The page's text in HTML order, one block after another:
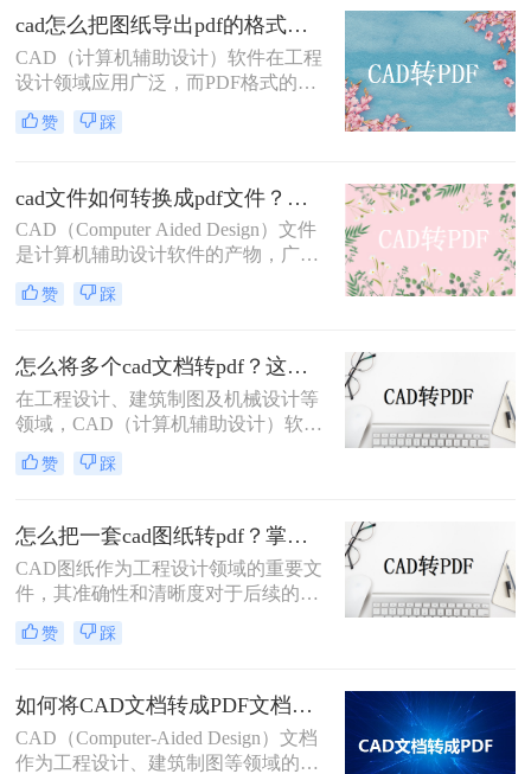
DWG文件转换成PDF格式。那么
DWG如何转换成PDF呢？本文将介绍
三种将DWG转换成PDF的方法。
cad怎么把图纸导出pdf的格式？教你四个方法！
CAD（计算机辅助设计）软件在工程
设计领域应用广泛，而PDF格式的文
件因其跨平台、易阅读的特性，常被
用于文件分享和存档。因此，将CAD
多。那么CAD怎么把图纸导出PDF的
格式呢？本文将介绍四种常用的方
法，帮助您轻松实现CAD图纸到PDF
的转换。
赞 踩
cad文件如何转换成pdf文件？三种快速实用的方法！
CAD（Computer Aided Design）文件
是计算机辅助设计软件的产物，广泛
应用于工程设计、机械制图、建筑设
计等领域。然而，由于CAD文件的特
面临兼容性问题。将CAD文件转换为
PDF格式是一种有效的解决方案，因
为PDF文件具有广泛的兼容性和良好
的排版保持性。那么cad文件如何转换
成pdf文件呢？以下是将CAD文件转
换为PDF文件的几种方法。
赞 踩
怎么将多个cad文档转pdf？这三种方法最好用！
在工程设计、建筑制图及机械设计等
领域，CAD（计算机辅助设计）软件
是不可或缺的工具。然而，在需要将
多个CAD文档分享给非CAD软件用户
PDF格式成为了一个常见的需求。
PDF格式以其良好的兼容性和稳定
性，确保了文档在不同设备和软件中
的一致呈现。那么怎么将多个cad文档
转pdf呢？以下是将多个CAD文档转
换为PDF格式的几种方法。
赞 踩
怎么把一套cad图纸转pdf？掌握这3招就够了！
CAD图纸作为工程设计领域的重要文
件，其准确性和清晰度对于后续的设
计、施工及交流至关重要。然而，在
实际应用中，我们常常需要将CAD图
或存档。那么怎么把一套cad图纸转
pdf呢？以下，将详细介绍几种将一套
CAD图纸转换为PDF格式的方法。
赞 踩
如何将CAD文档转成PDF文档？这三种转换方法快来了解下！
CAD（Computer-Aided Design）文档
作为工程设计、建筑制图等领域的重